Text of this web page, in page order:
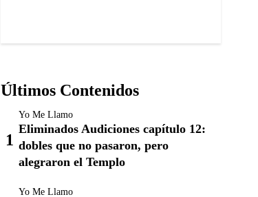
Últimos Contenidos
Yo Me Llamo
Eliminados Audiciones capítulo 12:
dobles que no pasaron, pero
alegraron el Templo
Yo Me Llamo